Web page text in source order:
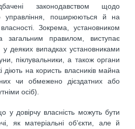
законодавством щодо
управління, поширюються й на
власності. Зокрема, установником
загальним правилом, виступає
деяких випадках установниками
піклувальники, а також органи
діють на користь власників майна
чи обмежено дієздатних або
осіб).
у довірчу власність можуть бути
як матеріальні об’єкти, але й